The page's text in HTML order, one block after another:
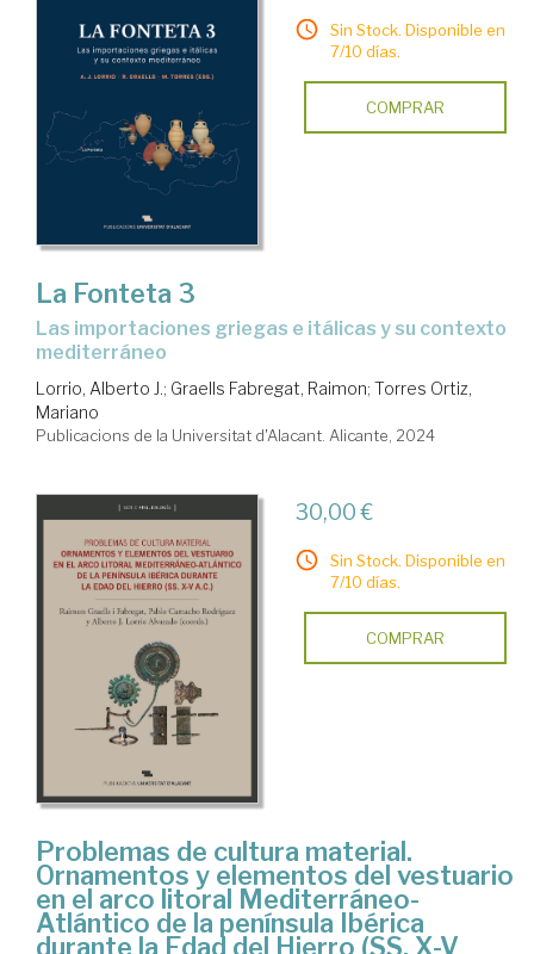
Sin Stock. Disponible en
7/10 días.
COMPRAR
La Fonteta 3
las importaciones griegas e itálicas y su contexto
mediterráneo
Lorrio, Alberto J.; Graells Fabregat, Raimon; Torres Ortiz,
Mariano
Publicacions de la Universitat d'Alacant. Alicante, 2024
30,00 €
Sin Stock. Disponible en
7/10 días.
COMPRAR
Problemas de cultura material.
Ornamentos y elementos del vestuario
en el arco litoral Mediterráneo-
Atlántico de la península Ibérica
durante la Edad del Hierro (SS. X-V